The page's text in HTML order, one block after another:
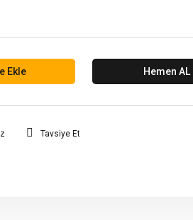
Ekle Hemen AL
Tavsiye Et